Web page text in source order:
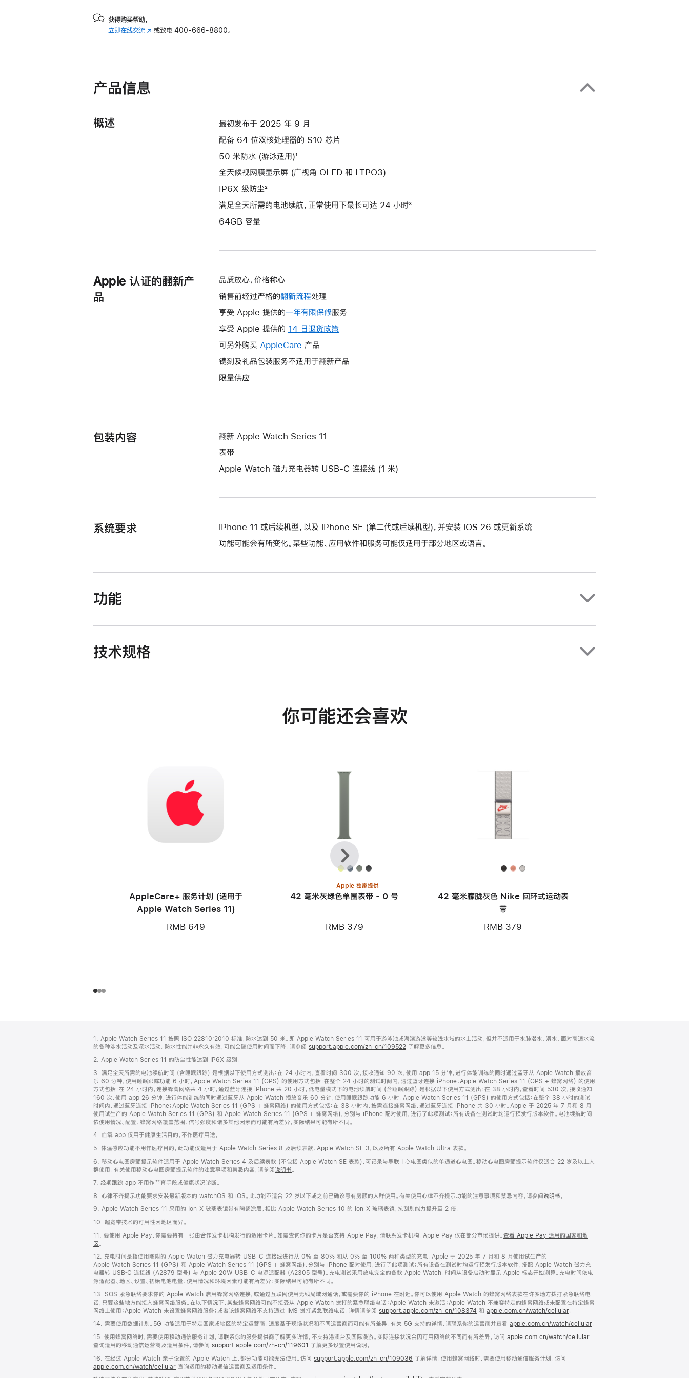
获得购买帮助，
立即在线交流 (在
口
打
开)
或致电400-666-8800。
产品信息
概述
最初发布于 2025 年 9 月
配备 64 位双核处理器的 S10 芯片
50 米防水 (游泳适用)¹
全天候视网膜显示屏 (广视角 OLED 和 LTPO3)
IP6X 级防尘²
满足全天所需的电池续航，正常使用下最长可达 24 小时³
64GB 容量
Apple 认证的翻新产
品
品质放心，价格称心
销售前经过严格的翻新流程处理
享受 Apple 提供的一年有限保修此
操
打
服务
享受 Apple 提供的 14 日退货政策
将
新
可另外购买 AppleCare 此
操
开
的
产品
镌刻及礼品包装服务不适用于翻新产品
限量供应
包装内容
翻新 Apple Watch Series 11
表带
Apple Watch 磁力充电器转 USB-C 连接线 (1 米)
系统要求
iPhone 11 或后续机型，以及 iPhone SE (第二代或后续机型)，并安装 iOS 26 或更新系统
功能可能会有所变化。某些功能、应用软件和服务可能仅适用于部分地区或语言。
功能
技术规格
你可能还会喜欢
AppleCare+ 服务计划 (适用于
Apple Watch Series 11)
RMB 649
Apple 独家提供
42 毫米灰绿色单圈表带 - 0 号
RMB 379
42 毫米朦胧灰色 Nike 回环式运动表
带
RMB 379
上
一
个
下
一
个
页
页
脚
注
1. Apple Watch Series 11 按照 ISO 22810:2010 标准，防水达到 50 米。即 Apple Watch Series 11 可用于游泳池或海滨游泳等较浅水域的水上活动，但并不适用于水肺潜水、滑水、面对高速水流
的各种涉水活动及深水活动。防水性能并非永久有效，可能会随使用时间而下降。请参阅 support.apple.com/zh-cn/109522 了解更多信息。
2. Apple Watch Series 11 的防尘性能达到 IP6X 级别。
3. 满足全天所需的电池续航时间 (含睡眠跟踪) 是根据以下使用方式测出：在 24 小时内，查看时间 300 次，接收通知 90 次，使用 app 15 分钟，进行体能训练的同时通过蓝牙从 Apple Watch 播放音
乐 60 分钟，使用睡眠跟踪功能 6 小时。Apple Watch Series 11 (GPS) 的使用方式包括：在整个 24 小时的测试时间内，通过蓝牙连接 iPhone；Apple Watch Series 11 (GPS + 蜂窝网络) 的使用
方式包括：在 24 小时内，连接蜂窝网络共 4 小时，通过蓝牙连接 iPhone 共 20 小时。低电量模式下的电池续航时间 (含睡眠跟踪) 是根据以下使用方式测出：在 38 小时内，查看时间 530 次，接收通知
160 次，使用 app 26 分钟，进行体能训练的同时通过蓝牙从 Apple Watch 播放音乐 60 分钟，使用睡眠跟踪功能 6 小时。Apple Watch Series 11 (GPS) 的使用方式包括：在整个 38 小时的测试
时间内，通过蓝牙连接 iPhone；Apple Watch Series 11 (GPS + 蜂窝网络) 的使用方式包括：在 38 小时内，按需连接蜂窝网络，通过蓝牙连接 iPhone 共 30 小时。Apple 于 2025 年 7 月和 8 月
使用试生产的 Apple Watch Series 11 (GPS) 和 Apple Watch Series 11 (GPS + 蜂窝网络)，分别与 iPhone 配对使用，进行了此项测试；所有设备在测试时均运行预发行版本软件。电池续航时间
依使用情况、配置、蜂窝网络覆盖范围、信号强度和诸多其他因素而可能有所差异，实际结果可能有所不同。
4. 血氧 app 仅用于健康生活目的，不作医疗用途。
5. 体温感应功能不用作医疗目的。此功能仅适用于 Apple Watch Series 8 及后续表款、Apple Watch SE 3，以及所有 Apple Watch Ultra 表款。
6. 移动心电图房颤提示软件适用于 Apple Watch Series 4 及后续表款 (不包括 Apple Watch SE 表款)，可记录与导联 I 心电图类似的单通道心电图。移动心电图房颤提示软件仅适合 22 岁及以上人
群使用。有关使用移动心电图房颤提示软件的注意事项和禁忌内容，请参阅说明书。
7. 经期跟踪 app 不用作节育手段或健康状况诊断。
8. 心律不齐提示功能要求安装最新版本的 watchOS 和 iOS。此功能不适合 22 岁以下或之前已确诊患有房颤的人群使用。有关使用心律不齐提示功能的注意事项和禁忌内容，请参阅说明书。
9. Apple Watch Series 11 采用的 Ion-X 玻璃表镜带有陶瓷涂层，相比 Apple Watch Series 10 的 Ion-X 玻璃表镜，抗刮划能力提升至 2 倍。
10. 超宽带技术的可用性因地区而异。
11. 要使用 Apple Pay，你需要持有一张由合作发卡机构发行的适用卡片。如需查询你的卡片是否支持 Apple Pay，请联系发卡机构。Apple Pay 仅在部分市场提供。 查看 Apple Pay 适用的国家和地
区。
12. 充电时间是指使用随附的 Apple Watch 磁力充电器转 USB-C 连接线进行从 0% 至 80% 和从 0% 至 100% 两种类型的充电。Apple 于 2025 年 7 月和 8 月使用试生产的
Apple Watch Series 11 (GPS) 和 Apple Watch Series 11 (GPS + 蜂窝网络)，分别与 iPhone 配对使用，进行了此项测试；所有设备在测试时均运行预发行版本软件，搭配 Apple Watch 磁力充
电器转 USB‑C 连接线 (A2879 型号) 与 Apple 20W USB-C 电源适配器 (A2305 型号)。充电测试采用放电完全的各款 Apple Watch。时间从设备启动时显示 Apple 标志开始测算。充电时间依电
源适配器、地区、设置、初始电池电量、使用情况和环境因素可能有所差异；实际结果可能有所不同。
13. SOS 紧急联络要求你的 Apple Watch 启用蜂窝网络连接，或通过互联网使用无线局域网通话，或需要你的 iPhone 在附近。你可以使用 Apple Watch 的蜂窝网络表款在许多地方拨打紧急联络电
话，只要这些地方能接入蜂窝网络服务。在以下情况下，某些蜂窝网络可能不接受从 Apple Watch 拨打的紧急联络电话：Apple Watch 未激活；Apple Watch 不兼容特定的蜂窝网络或未配置在特定蜂窝
网络上使用；Apple Watch 未设置蜂窝网络服务；或者该蜂窝网络不支持通过 IMS 拨打紧急联络电话。详情请参阅 support.apple.com/zh-cn/108374 和 apple.com.cn/watch/cellular。
14. 需要使用数据计划。5G 功能适用于特定国家或地区的特定运营商。速度基于现场状况和不同运营商而可能有所差异。有关 5G 支持的详情，请联系你的运营商并查看 apple.com.cn/watch/cellular。
15. 使用蜂窝网络时，需要使用移动通信服务计划。请联系你的服务提供商了解更多详情。不支持港澳台及国际漫游。实际连接状况会因可用网络的不同而有所差异。访问 apple.com.cn/watch/cellular
查询适用的移动通信运营商及适用条件。请参阅 support.apple.com/zh-cn/119601 了解更多设置使用说明。
16. 在经过 Apple Watch 亲子设置的 Apple Watch 上，部分功能可能无法使用。访问 support.apple.com/zh-cn/109036 了解详情。使用蜂窝网络时，需要使用移动通信服务计划。访问
apple.com.cn/watch/cellular 查询适用的移动通信运营商及适用条件。